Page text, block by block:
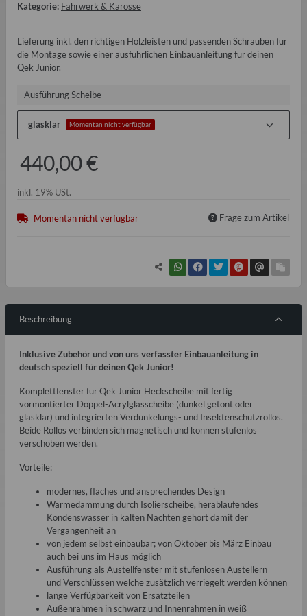
Kategorie: Fahrwerk & Karosse
Lieferung inkl. den richtigen Holzleisten und passenden Schrauben für
die Montage sowie einer ausführlichen Einbauanleitung für deinen
Qek Junior.
Ausführung Scheibe
glasklar Momentan nicht verfügbar
440,00 €
inkl. 19% USt.
Momentan nicht verfügbar Frage zum Artikel
Beschreibung
Inklusive Zubehör und von uns verfasster Einbauanleitung in
deutsch speziell für deinen Qek Junior!
Komplettfenster für Qek Junior Heckscheibe mit fertig
vormontierter Doppel-Acrylglasscheibe (dunkel getönt oder
glasklar) und integrierten Verdunkelungs- und Insektenschutzrollos.
Beide Rollos verbinden sich magnetisch und können stufenlos
verschoben werden.
Vorteile:
modernes, flaches und ansprechendes Design
Wärmedämmung durch Isolierscheibe, herablaufendes
Kondenswasser in kalten Nächten gehört damit der
Vergangenheit an
von jedem selbst einbaubar; von Oktober bis März Einbau
auch bei uns im Haus möglich
Ausführung als Austellfenster mit stufenlosen Austellern
und Verschlüssen welche zusätzlich verriegelt werden können
lange Verfügbarkeit von Ersatzteilen
Außenrahmen in schwarz und Innenrahmen in weiß